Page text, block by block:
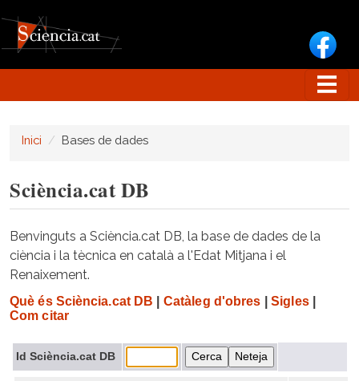
Inici Bases de dades
Sciència.cat DB
Benvinguts a Sciència.cat DB, la base de dades de la
ciència i la tècnica en català a l'Edat Mitjana i el
Renaixement.
Què és Sciència.cat DB Catàleg d'obres Sigles|
Com citar
Id Sciència.cat DB